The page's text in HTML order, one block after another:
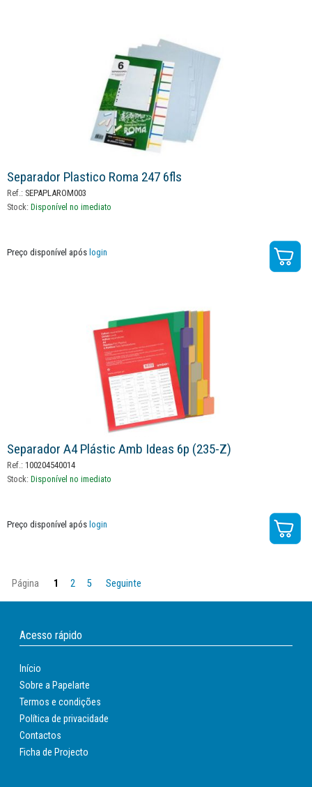
Separador Plastico Roma 247 6fls
Ref.: SEPAPLAROM003
Stock: Disponível no imediato
Preço disponível após login
Separador A4 Plástic Amb Ideas 6p (235-Z)
Ref.: 100204540014
Stock: Disponível no imediato
Preço disponível após login
Página 1 2 5 Seguinte
Acesso rápido
Início
Sobre a Papelarte
Termos e condições
Política de privacidade
Contactos
Ficha de Projecto